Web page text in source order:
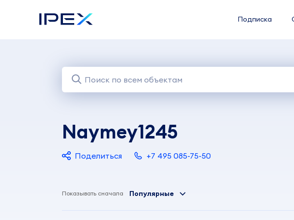
Подписка
Naymey1245
Поделиться +7 495 085-75-50
Показывать сначала Популярные